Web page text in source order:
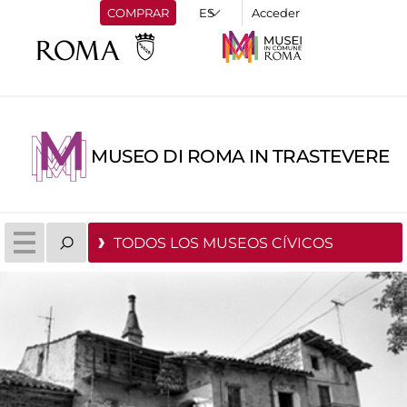
COMPRAR Acceder
MUSEO DI ROMA IN TRASTEVERE
TODOS LOS MUSEOS CÍVICOS